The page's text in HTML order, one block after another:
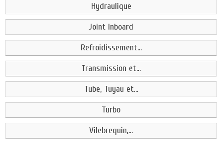
Hydraulique
Joint Inboard
Refroidissement...
Transmission et...
Tube, Tuyau et...
Turbo
Vilebrequin,...